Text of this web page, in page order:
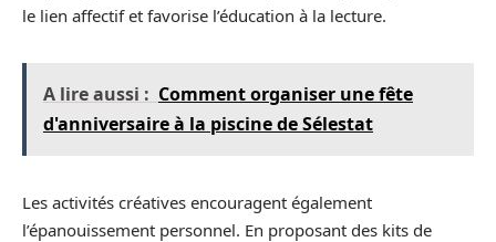
le lien affectif et favorise l’éducation à la lecture.
A lire aussi : Comment organiser une fête
d'anniversaire à la piscine de Sélestat
Les activités créatives encouragent également
l’épanouissement personnel. En proposant des kits de